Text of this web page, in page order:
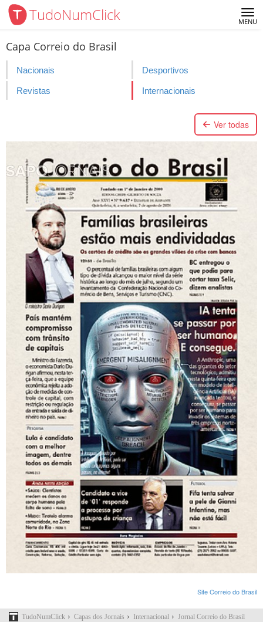
TudoNumClick MENU
Capa Correio do Brasil
Nacionais Desportivos
Revistas Internacionais
Ver todas
Site Correio do Brasil
TudoNumClick › Capas dos Jornais › Internacional › Jornal Correio do Brasil